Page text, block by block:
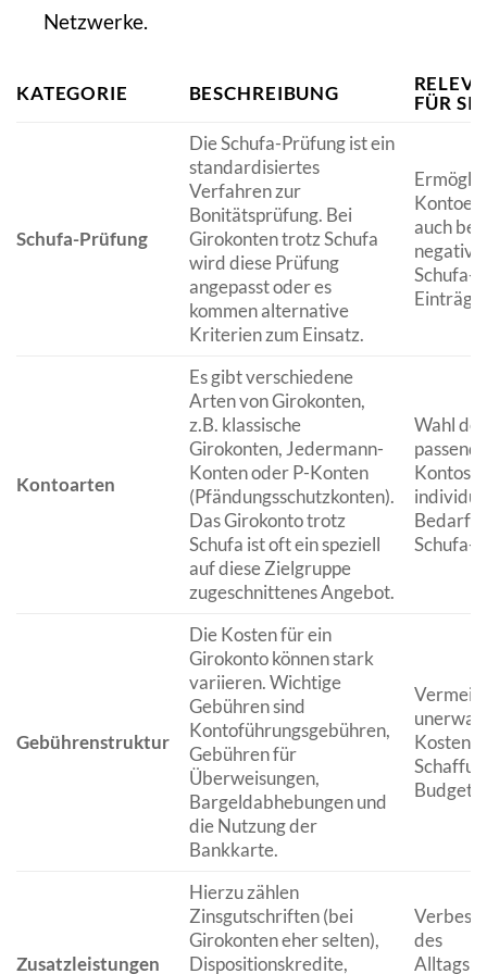
Netzwerke.
KATEGORIE BESCHREIBUNG
FÜR SIE
Schufa-Prüfung
Die Schufa-Prüfung ist ein
standardisiertes
Verfahren zur
Bonitätsprüfung. Bei
Girokonten trotz Schufa
wird diese Prüfung
angepasst oder es
kommen alternative
Kriterien zum Einsatz.
auch bei
Schufa-
Kontoarten
Es gibt verschiedene
Arten von Girokonten,
z.B. klassische
Girokonten, Jedermann-
Konten oder P-Konten
(Pfändungsschutzkonten).
Das Girokonto trotz
Schufa ist oft ein speziell
auf diese Zielgruppe
zugeschnittenes Angebot.
Wahl des
Kontos
Bedarf
Schufa-
Gebührenstruktur
Die Kosten für ein
Girokonto können stark
variieren. Wichtige
Gebühren sind
Kontoführungsgebühren,
Gebühren für
Überweisungen,
Bargeldabhebungen und
die Nutzung der
Bankkarte.
Kosten
Zusatzleistungen
Hierzu zählen
Zinsgutschriften (bei
Girokonten eher selten),
Dispositionskredite,
des